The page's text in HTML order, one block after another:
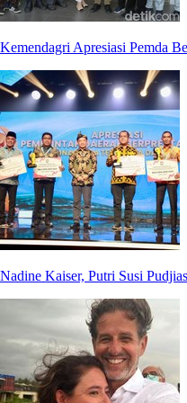
Kemendagri Apresiasi Pemda
Nadine Kaiser, Putri Susi